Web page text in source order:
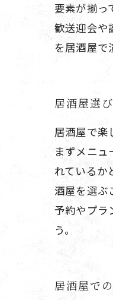
要素が揃っ
歓送迎会や
を居酒屋で
居酒屋選
居酒屋で楽
まずメニ
れているか
酒屋を選ぶ
予約やプラ
う。
居酒屋で